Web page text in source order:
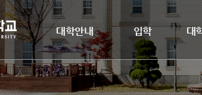
대학안내 입학 대